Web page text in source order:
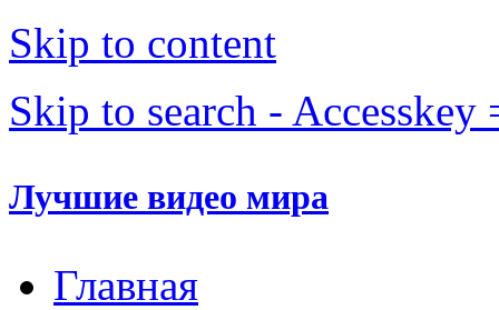
Skip to content
Skip to search - Accesskey
Лучшие видео мира
Главная